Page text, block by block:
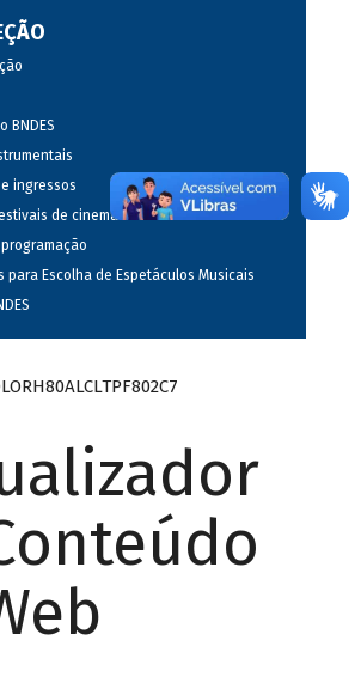
BNDES
ingressos
de cinema
para Escolha de Espetáculos Musicais